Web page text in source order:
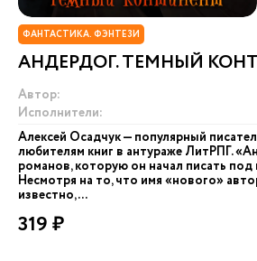
ФАНТАСТИКА. ФЭНТЕЗИ
АНДЕРДОГ. ТЕМНЫЙ
Автор:
Исполнители:
Алексей Осадчук — популярный
любителям книг в антураже ЛитРПГ.
романов, которую он начал писать
Несмотря на то, что имя «нового»
известно,...
319 ₽